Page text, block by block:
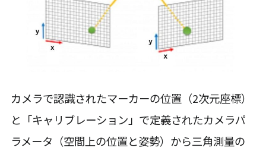
カメラで認識されたマーカーの位置（2次元座標）
と「キャリブレーション」で定義されたカメラパ
ラメータ（空間上の位置と姿勢）から三角測量の